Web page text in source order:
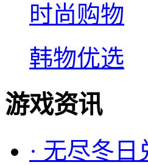
时尚购物
韩物优选
游戏资讯
· 无尽冬日